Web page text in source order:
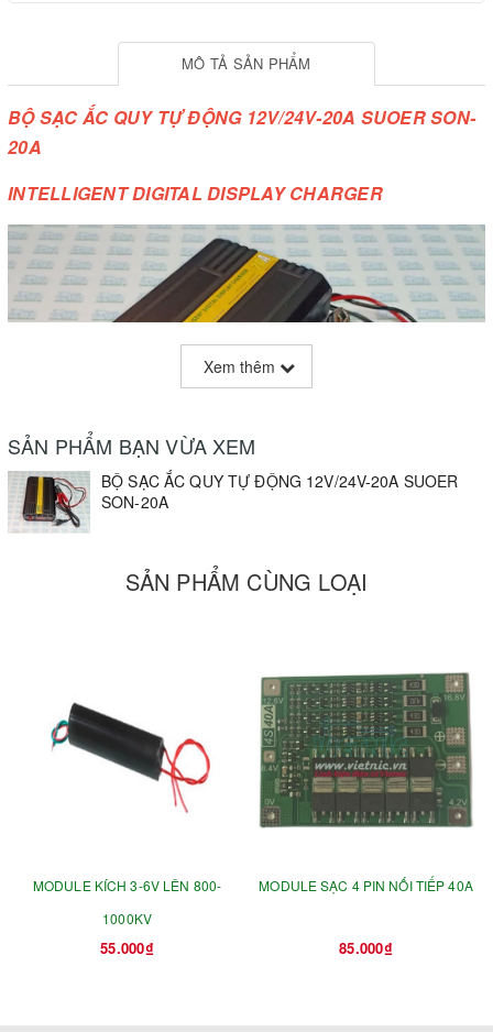
MÔ TẢ SẢN PHẨM
BỘ SẠC ẮC QUY TỰ ĐỘNG 12V/24V-20A SUOER SON-
20A
INTELLIGENT DIGITAL DISPLAY CHARGER
- Điện áp sạc : 12V và 24V ( Chọn mức điện áp sạc )
nghiệp sạc cho các loại ắc quy axit chì ( Lead-acid) và ắc
quy nước. Với công nghệ chuyển mạch xung tiến tiến đảm
bảo chạy tải không suy hao trong thời gian dài. Hiệu suất
chuyển đổi cao, tính ổn định và tuổi thọ cao.
- Máy được thiết kế bảo vệ ngắn mạch, quá tải, điện áp
( Pre-charge) Đây là chế độ tiền sạc
thông minh để bảo vệ ắc quy và kéo dài tuổi thọ của ắc
quy, nội trở của ắc quy quá lớn hoặc điện áp quá thấp do
Xem thêm
SẢN PHẨM BẠN VỪA XEM
BỘ SẠC ẮC QUY TỰ ĐỘNG 12V/24V-20A SUOER
SON-20A
SẢN PHẨM CÙNG LOẠI
MODULE KÍCH 3-6V LÊN 800-
1000KV
55.000₫
MODULE SẠC 4 PIN NỐI TIẾP 40A
85.000₫